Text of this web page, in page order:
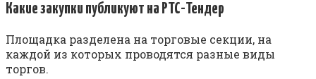
Какие закупки публикуют на РТС-Тендер
Площадка разделена на торговые секции, на
каждой из которых проводятся разные виды
торгов.